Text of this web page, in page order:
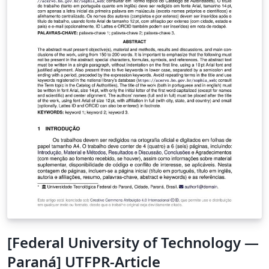
desenvolvido baseado no modelo de artigo para o
Seminário de Iniciação Científica e Tecnológica (SICITE)
da UTFPR, criado por L. B. Dorini em agosto de 2012.
Além disso, diversos trechos de códigos desenvolvidos
por usuários do TeX-LaTeX Stack Exchange foram
usados. Estado: adicionado por Luiz E. M. Lima,
manutenção sob demanda. Última atualização: 7 de
agosto de 2025 (Versão 2.7).
[Federal University of Technology —
Paraná] UTFPR-Article